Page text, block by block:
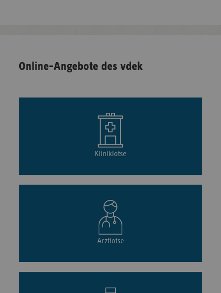
Online-Angebote des vdek
Kliniklotse
Arztlotse